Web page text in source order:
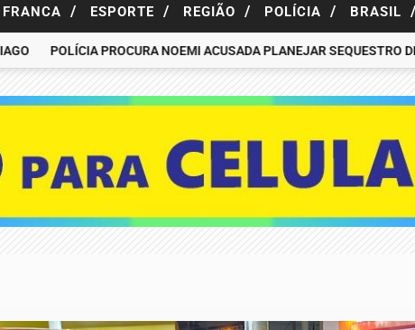
FRANCA / ESPORTE / REGIÃO / POLÍCIA / BRASIL /
POLÍCIA PROCURA NOEMI ACUSADA PLANEJAR SEQUESTRO DE